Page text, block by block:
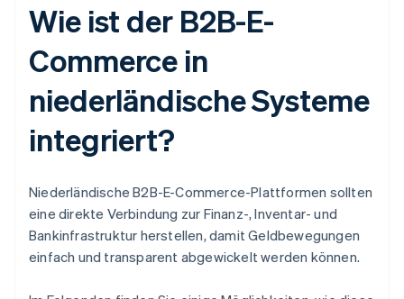
Wie ist der B2B-E-
Commerce in
niederländische Systeme
integriert?
Niederländische B2B-E-Commerce-Plattformen sollten
eine direkte Verbindung zur Finanz-, Inventar- und
Bankinfrastruktur herstellen, damit Geldbewegungen
einfach und transparent abgewickelt werden können.